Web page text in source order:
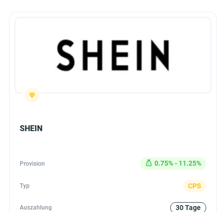
SHEIN
Provision 0.75% - 11.25%
Typ CPS
Auszahlung 30 Tage